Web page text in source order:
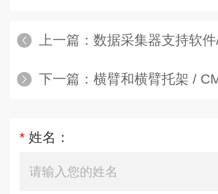
上一篇： 数据采集器支持软
下一篇： 横臂和横臂托架 /
* 姓名：